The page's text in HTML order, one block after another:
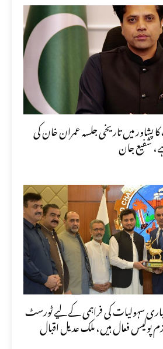
میں تاریخی جلسہ عمران خان کی
شفیع جان
سہولیات کی فراہمی کے لیے ٹورسٹ
پولیس فعال ہیں، ملک عدیل اقبال